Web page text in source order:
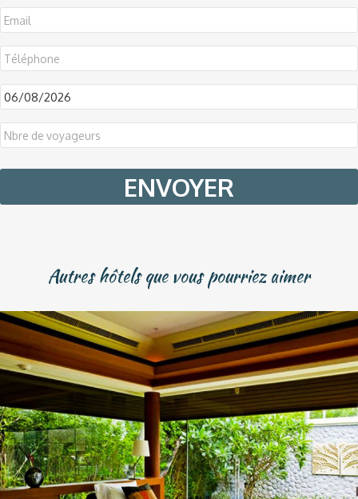
DD
slash
MM
Autres hôtels que vous pourriez aimer